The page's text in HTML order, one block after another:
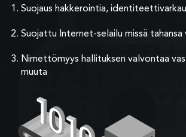
Suojaus hakkerointia,
Suojattu Internet-selailu missä tahansa
Nimettömyys hallituksen valvontaa
muuta